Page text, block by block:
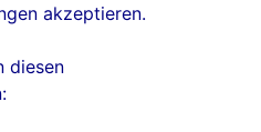
akzeptieren.
diesen